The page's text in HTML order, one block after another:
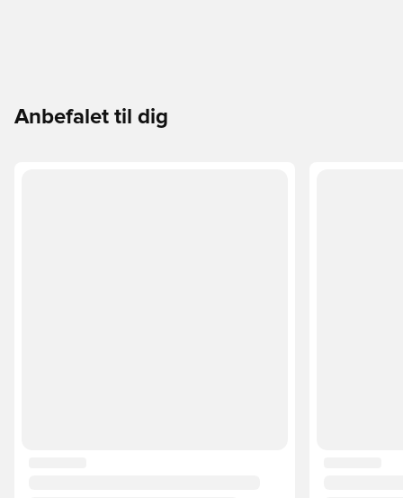
Anbefalet til dig